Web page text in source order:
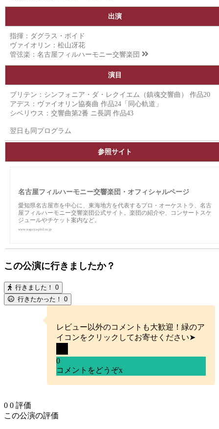
出演
指揮：ダグラス・ボイド
ヴァイオリン：松山冴花
管弦楽： 名古屋フィルハーモニー交響楽団
演目
ブリテン：シンフォニア・ダ・レクイエム（鎮魂交響曲） 作品20
アデス：ヴァイオリン協奏曲 作品24「同心軌道」
シベリウス：交響曲第2番 ニ長調 作品43
翌日も同プログラム
参照サイト
名古屋フィルハーモニー交響楽団・オフィシャルページ
愛知県名古屋市を中心に、東海地方を代表するプロ・オーケストラ、名古
屋フィルハーモニー交響楽団公式サイト。楽団の紹介や、コンサートスケ
ジュールやチケット案内など。
www.nagoya-phil.or.jp
この公演に行きましたか？
行きました！ 0
行きたかった！ 0
レビュー以外のコメントも大歓迎！緑のア
イコンをクリックしてお寄せください➤
0
コメントをどうぞx
0 0 評価
この公演の評価